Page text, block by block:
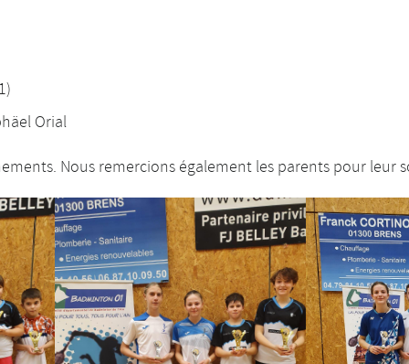
Orial
Nous remercions également les parents pour leur